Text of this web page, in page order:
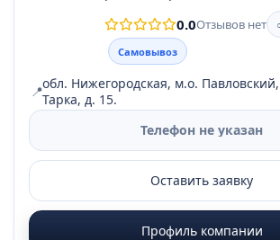
0.0Отзывов нет
Самовывоз
📍обл. Нижегородская, м.о.
Тарка, д. 15.
Телефон не указан
Оставить заявку
Профиль компании